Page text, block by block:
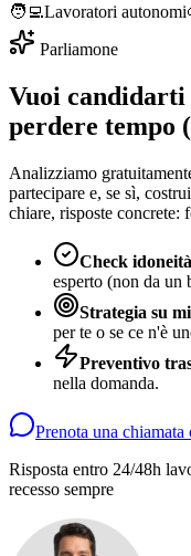
🧑‍💻Lavoratori autonomi
Parliamone
Vuoi candidarti
perdere tempo
Analizziamo
partecipare e, se sì,
chiare, risposte concrete:
Check
esperto (non da un
Strategia su
per te o se ce n'è
Preventivo
nella domanda.
Prenota una chiamata
Risposta entro 24/48h
recesso sempre